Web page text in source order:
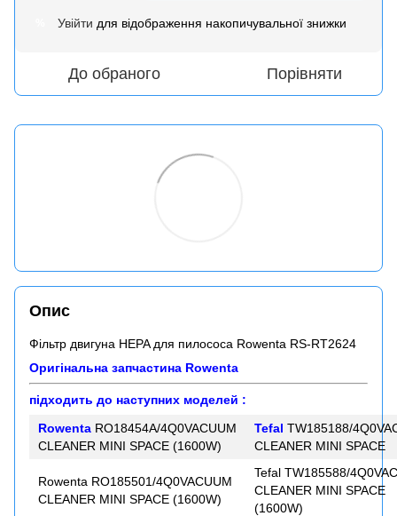
Увійти для відображення накопичувальної знижки
До обраного Порівняти
Опис
Фільтр двигуна HEPA для пилососа Rowenta RS-RT2624
Оригінальна запчастина Rowenta
підходить до наступних моделей :
Rowenta RO18454A/4Q0VACUUM
CLEANER MINI SPACE (1600W)
Tefal TW185188/
CLEANER MINI SPACE
Rowenta RO185501/4Q0VACUUM
CLEANER MINI SPACE (1600W)
Tefal TW185588/
CLEANER MINI SPACE
(1600W)